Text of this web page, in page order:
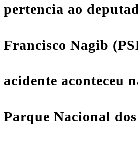
pertencia ao
Francisco Nagib
acidente aconteceu
Parque Nacional